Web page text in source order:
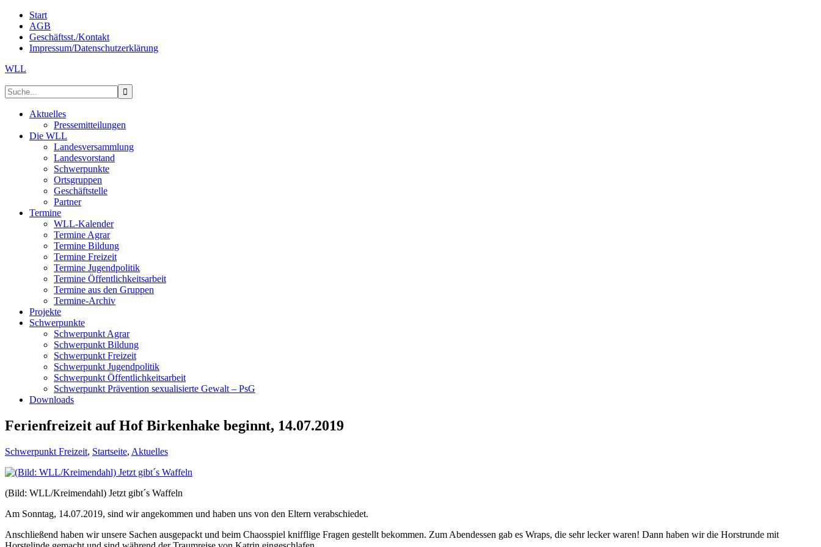
Start
AGB
Geschäftsst./Kontakt
Impressum/Datenschutzerklärung
WLL
Aktuelles
Pressemitteilungen
Die WLL
Landesversammlung
Landesvorstand
Schwerpunkte
Ortsgruppen
Geschäftstelle
Partner
Termine
WLL-Kalender
Termine Agrar
Termine Bildung
Termine Freizeit
Termine Jugendpolitik
Termine Öffentlichkeitsarbeit
Termine aus den Gruppen
Termine-Archiv
Projekte
Schwerpunkte
Schwerpunkt Agrar
Schwerpunkt Bildung
Schwerpunkt Freizeit
Schwerpunkt Jugendpolitik
Schwerpunkt Öffentlichkeitsarbeit
Schwerpunkt Prävention sexualisierte Gewalt – PsG
Downloads
Ferienfreizeit auf Hof Birkenhake beginnt, 14.07.2019
Schwerpunkt Freizeit, Startseite, Aktuelles
(Bild: WLL/Kreimendahl) Jetzt gibt´s Waffeln
Am Sonntag, 14.07.2019, sind wir angekommen und haben uns von den Eltern verabschiedet.
Anschließend haben wir unsere Sachen ausgepackt und beim Chaosspiel knifflige Fragen gestellt bekommen. Zum Abendessen gab es Wraps, die sehr lecker waren! Dann haben wir die Horstrunde mit